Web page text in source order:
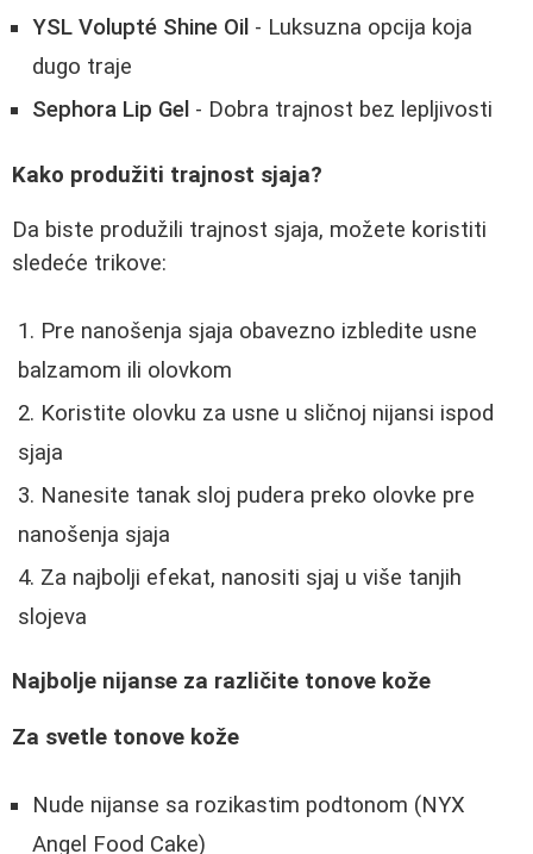
YSL Volupté Shine Oil - Luksuzna opcija koja
dugo traje
Sephora Lip Gel - Dobra trajnost bez lepljivosti
Kako produžiti trajnost sjaja?
Da biste produžili trajnost sjaja, možete koristiti
sledeće trikove:
Pre nanošenja sjaja obavezno izbledite usne
balzamom ili olovkom
Koristite olovku za usne u sličnoj nijansi ispod
sjaja
Nanesite tanak sloj pudera preko olovke pre
nanošenja sjaja
Za najbolji efekat, nanositi sjaj u više tanjih
slojeva
Najbolje nijanse za različite tonove kože
Za svetle tonove kože
Nude nijanse sa rozikastim podtonom (NYX
Angel Food Cake)